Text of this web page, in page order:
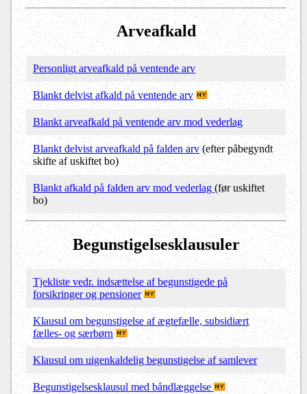
Arveafkald
Personligt arveafkald på ventende arv
Blankt delvist afkald på ventende arv
Blankt arveafkald på ventende arv mod vederlag
Blankt delvist arveafkald på falden arv (efter påbegyndt
skifte af uskiftet bo)
Blankt afkald på falden arv mod vederlag (før uskiftet
bo)
Begunstigelsesklausuler
Tjekliste vedr. indsættelse af begunstigede på
forsikringer og pensioner
Klausul om begunstigelse af ægtefælle, subsidiært
fælles- og særbørn
Klausul om uigenkaldelig begunstigelse af samlever
Begunstigelsesklausul med båndlæggelse